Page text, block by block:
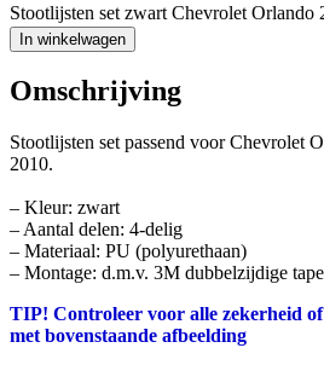
Stootlijsten set zwart Chevrolet Orlando
In winkelwagen
Omschrijving
Stootlijsten set passend voor Chevrolet
2010.
– Kleur: zwart
– Aantal delen: 4-delig
– Materiaal: PU (polyurethaan)
– Montage: d.m.v. 3M dubbelzijdige tape
TIP! Controleer voor alle zekerheid
met bovenstaande afbeelding